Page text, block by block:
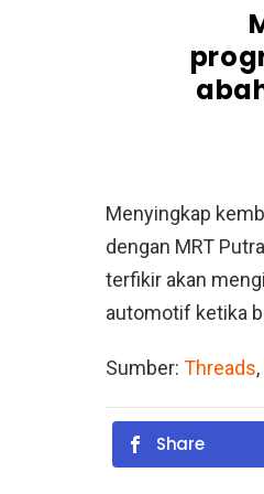
Menyingkap
dengan MRT
terfikir akan
automotif ketika
Sumber: Threads,
Share